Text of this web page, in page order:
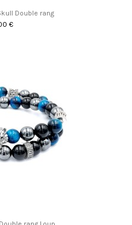
Double rang
€